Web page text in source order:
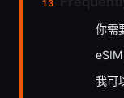
你需
我可